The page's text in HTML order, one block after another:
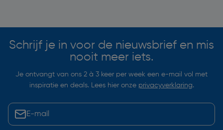
Schrijf je in voor de nieuwsbrief en mis
nooit meer iets.
Je ontvangt van ons 2 à 3 keer per week een e-mail vol met
inspiratie en deals. Lees hier onze privacyverklaring.